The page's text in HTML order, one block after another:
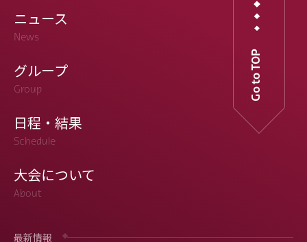
ニュース
News
グループ
Group
日程・結果
Schedule
大会について
About
最新情報
Go to TOP